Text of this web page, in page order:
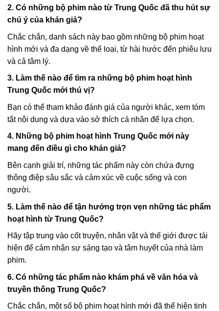
2. Có những bộ phim nào từ Trung Quốc đã thu hút sự
chú ý của khán giả?
Chắc chắn, danh sách này bao gồm những bộ phim hoạt
hình mới và đa dạng về thể loại, từ hài hước đến phiêu lưu
và cả tâm lý.
3. Làm thế nào để tìm ra những bộ phim hoạt hình
Trung Quốc mới thú vị?
Bạn có thể tham khảo đánh giá của người khác, xem tóm
tắt nội dung và dựa vào sở thích cá nhân để lựa chọn.
4. Những bộ phim hoạt hình Trung Quốc mới này
mang đến điều gì cho khán giả?
Bên cạnh giải trí, những tác phẩm này còn chứa đựng
thông điệp sâu sắc và cảm xúc về cuộc sống và con
người.
5. Làm thế nào để tận hưởng trọn vẹn những tác phẩm
hoạt hình từ Trung Quốc?
Hãy tập trung vào cốt truyện, nhân vật và thế giới được tái
hiện để cảm nhận sự sáng tạo và tâm huyết của nhà làm
phim.
6. Có những tác phẩm nào khám phá về văn hóa và
truyền thống Trung Quốc?
Chắc chắn, một số bộ phim hoạt hình mới đã thể hiện tinh